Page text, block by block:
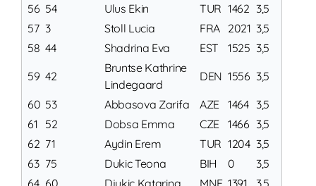
56 54 Ulus Ekin TUR 1462 3,5
57 3 Stoll Lucia FRA 2021 3,5
58 44 Shadrina Eva EST 1525 3,5
59 42
Bruntse Kathrine
Lindegaard
DEN 1556 3,5
60 53 Abbasova Zarifa AZE 1464 3,5
61 52 Dobsa Emma CZE 1466 3,5
62 71 Aydin Erem TUR 1204 3,5
63 75 Dukic Teona BIH 0
3,5